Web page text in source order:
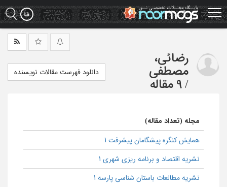
Skip
to
main
رضائی،
مصطفی
/ 9 مقاله
دانلود فهرست مقالات نویسنده
مجله (تعداد مقاله)
همایش کنگره پیشگامان پیشرفت 1
نشریه اقتصاد و برنامه ریزی شهری 1
نشریه مطالعات باستان شناسی پارسه 1